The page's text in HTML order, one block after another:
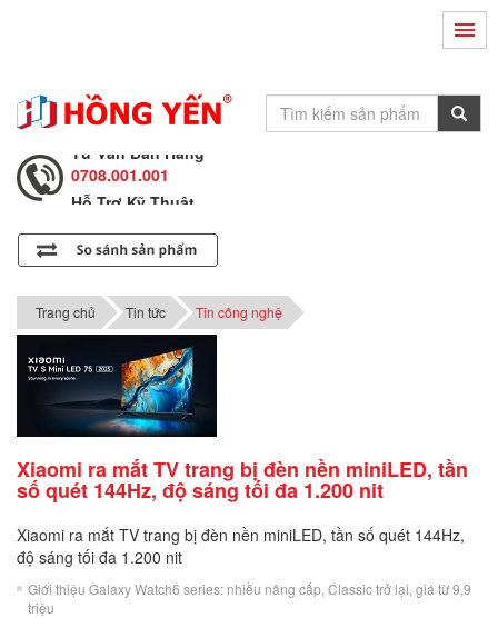
0708.002.002
Tư Vấn Bán Hàng
0708.001.001
Hỗ Trợ Kỹ Thuật
0708.002.002
Tư Vấn Bán Hàng
0708.001.001
Trang chủ Tin tức Tin công nghệ
Xiaomi ra mắt TV trang bị đèn nền miniLED, tần
số quét 144Hz, độ sáng tối đa 1.200 nit
Xiaomi ra mắt TV trang bị đèn nền miniLED, tần số quét 144Hz,
độ sáng tối đa 1.200 nit
Giới thiệu Galaxy Watch6 series: nhiều nâng cấp, Classic trở lại, giá từ 9,9
triệu